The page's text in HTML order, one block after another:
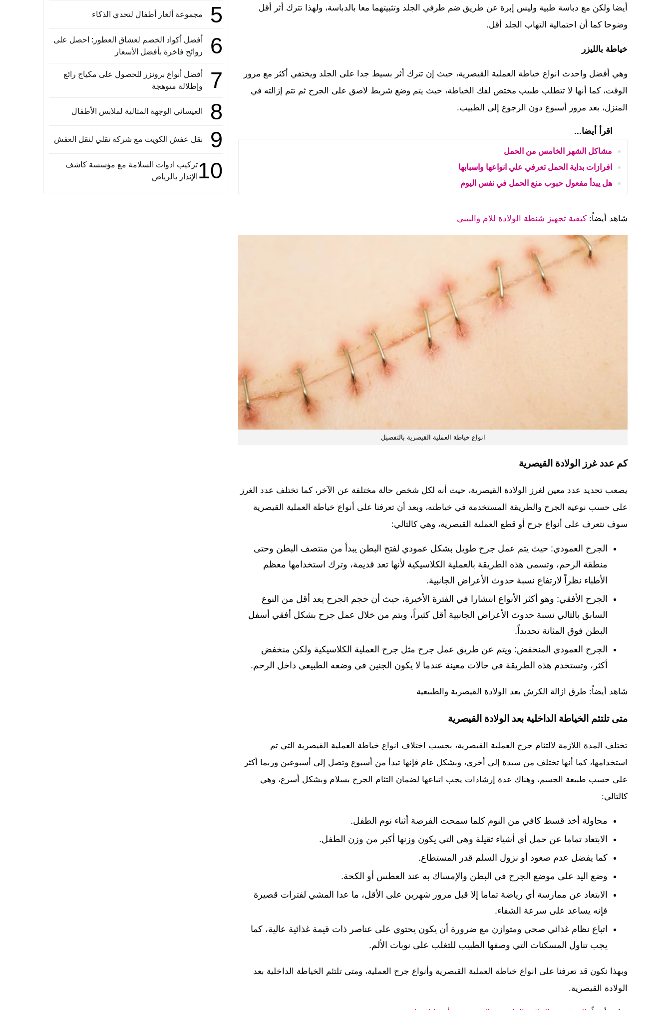
أيضا ولكن مع دباسة طبية وليس إبرة عن طريق ضم طرفي الجلد وتثبيتهما معا بالدباسة، ولهذا تترك أثر أقل
وضوحا كما أن احتمالية التهاب الجلد أقل.
خياطة بالليزر
وهي أفضل واحدث انواع خياطة العملية القيصرية، حيث إن تترك أثر بسيط جدا على الجلد ويختفي أكثر مع مرور
الوقت، كما أنها لا تتطلب طبيب مختص لفك الخياطة، حيث يتم وضع شريط لاصق على الجرح ثم تتم إزالته في
المنزل، بعد مرور أسبوع دون الرجوع إلى الطبيب.
اقرأ أيضا...
مشاكل الشهر الخامس من الحمل
افرازات بداية الحمل تعرفي علي انواعها واسبابها
هل يبدأ مفعول حبوب منع الحمل في نفس اليوم
شاهد أيضاً: كيفية تجهيز شنطة الولادة للام والبيبي
انواع خياطة العملية القيصرية بالتفصيل
كم عدد غرز الولادة القيصرية
يصعب تحديد عدد معين لغرز الولادة القيصرية، حيث أنه لكل شخص حالة مختلفة عن الآخر، كما تختلف عدد الغرز
على حسب نوعية الجرح والطريقة المستخدمة في خياطته، وبعد أن تعرفنا على أنواع خياطة العملية القيصرية
سوف نتعرف على أنواع جرح أو قطع العملية القيصرية، وهي كالتالي:
الجرح العمودي: حيث يتم عمل جرح طويل بشكل عمودي لفتح البطن يبدأ من منتصف البطن وحتى
منطقة الرحم، وتسمى هذه الطريقة بالعملية الكلاسيكية لأنها تعد قديمة، وترك استخدامها معظم
الأطباء نظراً لارتفاع نسبة حدوث الأعراض الجانبية.
الجرح الأفقي: وهو أكثر الأنواع انتشارا في الفترة الأخيرة، حيث أن حجم الجرح يعد أقل من النوع
السابق بالتالي نسبة حدوث الأعراض الجانبية أقل كثيراً، ويتم من خلال عمل جرح بشكل أفقي أسفل
البطن فوق المثانة تحديداً.
الجرح العمودي المنخفض: ويتم عن طريق عمل جرح مثل جرح العملية الكلاسيكية ولكن منخفض
أكثر، وتستخدم هذه الطريقة في حالات معينة عندما لا يكون الجنين في وضعه الطبيعي داخل الرحم.
شاهد أيضاً: طرق ازالة الكرش بعد الولادة القيصرية والطبيعية
متى تلتئم الخياطة الداخلية بعد الولادة القيصرية
تختلف المدة اللازمة لالتئام جرح العملية القيصرية، بحسب اختلاف انواع خياطة العملية القيصرية التي تم
استخدامها، كما أنها تختلف من سيدة إلى أخرى، وبشكل عام فإنها تبدأ من أسبوع وتصل إلى أسبوعين وربما أكثر
على حسب طبيعة الجسم، وهناك عدة إرشادات يجب اتباعها لضمان التئام الجرح بسلام وبشكل أسرع، وهي
كالتالي:
محاولة أخذ قسط كافي من النوم كلما سمحت الفرصة أثناء نوم الطفل.
الابتعاد تماما عن حمل أي أشياء ثقيلة وهي التي يكون وزنها أكبر من وزن الطفل.
كما يفضل عدم صعود أو نزول السلم قدر المستطاع.
وضع اليد على موضع الجرح في البطن والإمساك به عند العطس أو الكحة.
الابتعاد عن ممارسة أي رياضة تماما إلا قبل مرور شهرين على الأقل، ما عدا المشي لفترات قصيرة
فإنه يساعد على سرعة الشفاء.
اتباع نظام غذائي صحي ومتوازن مع ضرورة أن يكون يحتوي على عناصر ذات قيمة غذائية عالية، كما
يجب تناول المسكنات التي وصفها الطبيب للتغلب على نوبات الألم.
وبهذا نكون قد تعرفنا على انواع خياطة العملية القيصرية وأنواع جرح العملية، ومتى تلتئم الخياطة الداخلية بعد
الولادة القيصرية.
5 مجموعة ألغاز أطفال لتحدي الذكاء
6
أفضل أكواد الخصم لعشاق العطور: احصل على
روائح فاخرة بأفضل الأسعار
7
أفضل أنواع برونزر للحصول على مكياج رائع
وإطلالة متوهجة
8 العيسائي الوجهة المثالية لملابس الأطفال
9 نقل عفش الكويت مع شركة نقلي لنقل العفش
10تركيب ادوات السلامة مع مؤسسة كاشف
الإنذار بالرياض